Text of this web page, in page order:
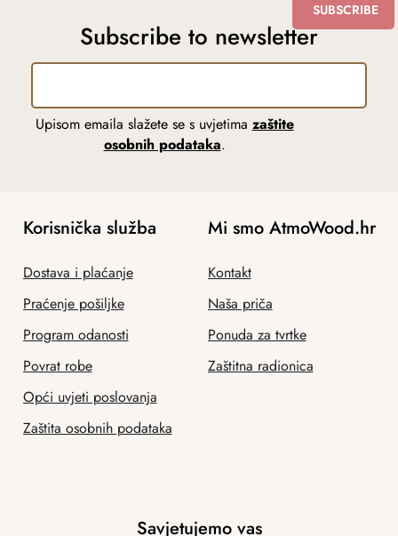
Subscribe to newsletter
Upisom emaila slažete se s uvjetima zaštite
osobnih podataka.
SUBSCRIBE
Korisnička služba
Dostava i plaćanje
Praćenje pošiljke
Program odanosti
Povrat robe
Opći uvjeti poslovanja
Zaštita osobnih podataka
Mi smo AtmoWood.hr
Kontakt
Naša priča
Ponuda za tvrtke
Zaštitna radionica
Savjetujemo vas